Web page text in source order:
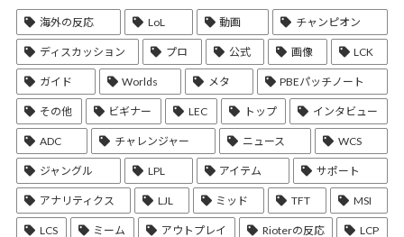
海外の反応 LoL 動画 チャンピオン
ディスカッション プロ 公式 画像 LCK
ガイド Worlds メタ PBEパッチノート
その他 ビギナー LEC トップ インタビュー
ADC チャレンジャー ニュース WCS
ジャングル LPL アイテム サポート
アナリティクス LJL ミッド TFT MSI
LCS ミーム アウトプレイ Rioterの反応 LCP